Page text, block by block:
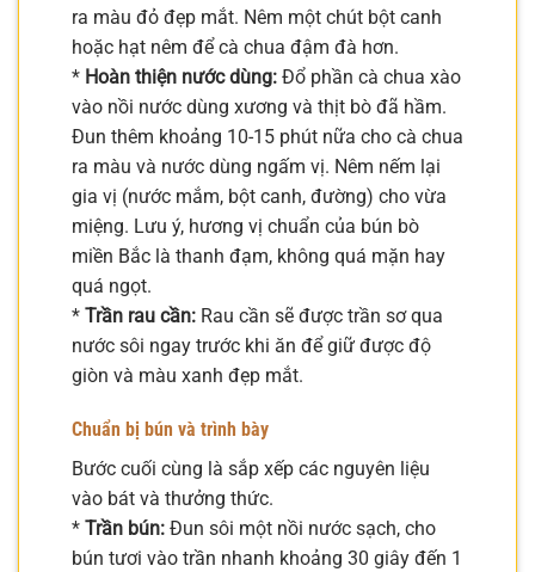
ra màu đỏ đẹp mắt. Nêm một chút bột canh
hoặc hạt nêm để cà chua đậm đà hơn.
* Hoàn thiện nước dùng: Đổ phần cà chua xào
vào nồi nước dùng xương và thịt bò đã hầm.
Đun thêm khoảng 10-15 phút nữa cho cà chua
ra màu và nước dùng ngấm vị. Nêm nếm lại
gia vị (nước mắm, bột canh, đường) cho vừa
miệng. Lưu ý, hương vị chuẩn của bún bò
miền Bắc là thanh đạm, không quá mặn hay
quá ngọt.
* Trần rau cần: Rau cần sẽ được trần sơ qua
nước sôi ngay trước khi ăn để giữ được độ
giòn và màu xanh đẹp mắt.
Chuẩn bị bún và trình bày
Bước cuối cùng là sắp xếp các nguyên liệu
vào bát và thưởng thức.
* Trần bún: Đun sôi một nồi nước sạch, cho
bún tươi vào trần nhanh khoảng 30 giây đến 1